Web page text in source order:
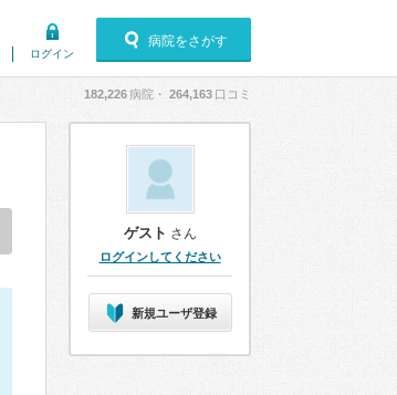
ログイン
病院をさがす
182,226病院・ 264,163 口コミ
ゲスト さん
ログインしてください
新規ユーザ登録